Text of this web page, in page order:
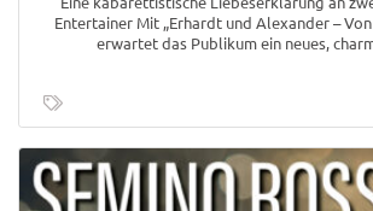
Entertainer Mit „Erhardt und Alexander –
erwartet das Publikum ein neues,